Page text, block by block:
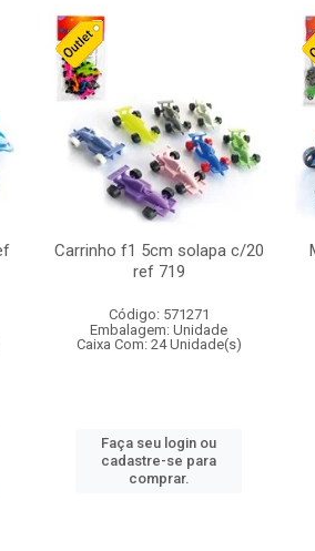
Carrinho f1 5cm solapa c/20
ref 719
Código: 571271
Embalagem: Unidade
Caixa Com: 24 Unidade(s)
Faça seu login ou
cadastre-se para
comprar.